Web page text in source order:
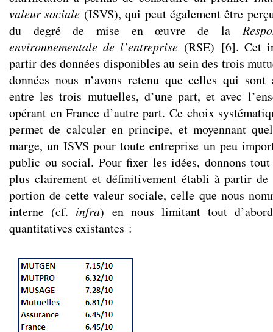
valeur sociale (ISVS), qui peut également être
du degré de mise en œuvre de la
environnementale de l’entreprise (RSE) [6]. Cet
partir des données disponibles au sein des trois
données nous n’avons retenu que celles qui sont
entre les trois mutuelles, d’une part, et avec
opérant en France d’autre part. Ce choix
permet de calculer en principe, et moyennant
marge, un ISVS pour toute entreprise un peu
public ou social. Pour fixer les idées, donnons
plus clairement et définitivement établi à partir de
portion de cette valeur sociale, celle que nous
interne (cf. infra) en nous limitant tout
quantitatives existantes :